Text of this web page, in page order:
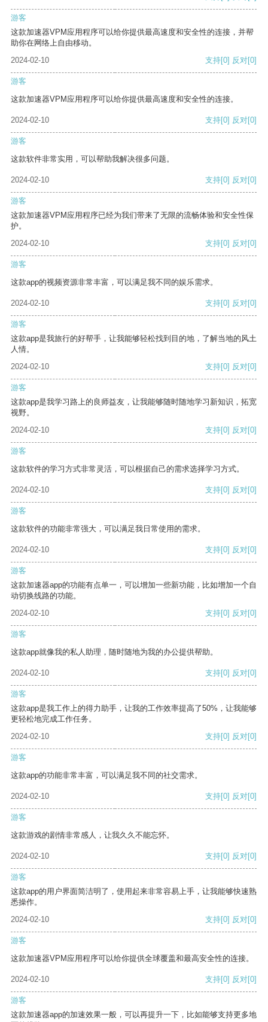
游客
这款加速器VPM应用程序可以给你提供最高速度和安全性的连接，并帮
助你在网络上自由移动。
2024-02-10
支持[0] 反对[0]
游客
这款加速器VPM应用程序可以给你提供最高速度和安全性的连接。
2024-02-10 支持[0] 反对[0]
游客
这款软件非常实用，可以帮助我解决很多问题。
2024-02-10 支持[0] 反对[0]
游客
这款加速器VPM应用程序已经为我们带来了无限的流畅体验和安全性保
护。
2024-02-10
支持[0] 反对[0]
游客
这款app的视频资源非常丰富，可以满足我不同的娱乐需求。
2024-02-10 支持[0] 反对[0]
游客
这款app是我旅行的好帮手，让我能够轻松找到目的地，了解当地的风土
人情。
2024-02-10
支持[0] 反对[0]
游客
这款app是我学习路上的良师益友，让我能够随时随地学习新知识，拓宽
视野。
2024-02-10
支持[0] 反对[0]
游客
这款软件的学习方式非常灵活，可以根据自己的需求选择学习方式。
2024-02-10 支持[0] 反对[0]
游客
这款软件的功能非常强大，可以满足我日常使用的需求。
2024-02-10 支持[0] 反对[0]
游客
这款加速器app的功能有点单一，可以增加一些新功能，比如增加一个自
动切换线路的功能。
2024-02-10
支持[0] 反对[0]
游客
这款app就像我的私人助理，随时随地为我的办公提供帮助。
2024-02-10 支持[0] 反对[0]
游客
这款app是我工作上的得力助手，让我的工作效率提高了50%，让我能够
更轻松地完成工作任务。
2024-02-10
支持[0] 反对[0]
游客
这款app的功能非常丰富，可以满足我不同的社交需求。
2024-02-10 支持[0] 反对[0]
游客
这款游戏的剧情非常感人，让我久久不能忘怀。
2024-02-10 支持[0] 反对[0]
游客
这款app的用户界面简洁明了，使用起来非常容易上手，让我能够快速熟
悉操作。
2024-02-10
支持[0] 反对[0]
游客
这款加速器VPM应用程序可以给你提供全球覆盖和最高安全性的连接。
2024-02-10 支持[0] 反对[0]
游客
这款加速器app的加速效果一般，可以再提升一下，比如能够支持更多地